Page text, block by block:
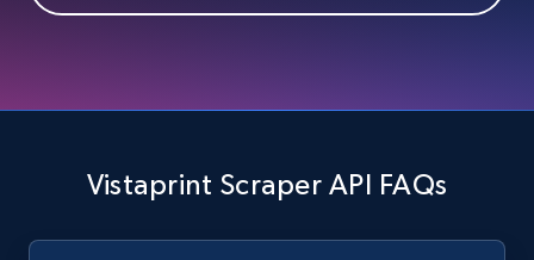
Vistaprint Scraper API FAQs